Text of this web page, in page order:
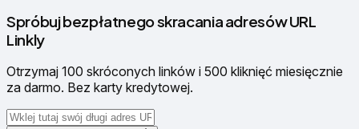
Spróbuj bezpłatnego skracania adresów URL
Linkly
Otrzymaj 100 skróconych linków i 500 kliknięć miesięcznie
za darmo. Bez karty kredytowej.